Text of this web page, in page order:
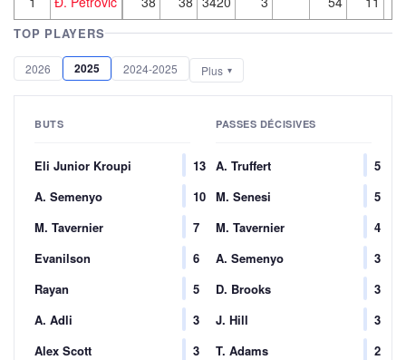
TOP PLAYERS
2026 2025 2024-2025 Plus
BUTS
Eli Junior Kroupi
13
A. Semenyo
10
M. Tavernier
7
Evanilson
6
Rayan
5
A. Adli
3
Alex Scott
3
PASSES DÉCISIVES
A. Truffert
5
M. Senesi
5
M. Tavernier
4
A. Semenyo
3
D. Brooks
3
J. Hill
3
T. Adams
2